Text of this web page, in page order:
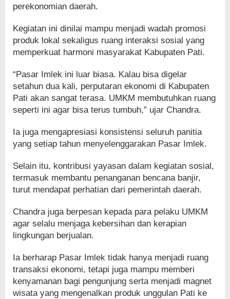
perekonomian daerah.
Kegiatan ini dinilai mampu menjadi wadah promosi
produk lokal sekaligus ruang interaksi sosial yang
memperkuat harmoni masyarakat Kabupaten Pati.
“Pasar Imlek ini luar biasa. Kalau bisa digelar
setahun dua kali, perputaran ekonomi di Kabupaten
Pati akan sangat terasa. UMKM membutuhkan ruang
seperti ini agar bisa terus tumbuh,” ujar Chandra.
Ia juga mengapresiasi konsistensi seluruh panitia
yang setiap tahun menyelenggarakan Pasar Imlek.
Selain itu, kontribusi yayasan dalam kegiatan sosial,
termasuk membantu penanganan bencana banjir,
turut mendapat perhatian dari pemerintah daerah.
Chandra juga berpesan kepada para pelaku UMKM
agar selalu menjaga kebersihan dan kerapian
lingkungan berjualan.
Ia berharap Pasar Imlek tidak hanya menjadi ruang
transaksi ekonomi, tetapi juga mampu memberi
kenyamanan bagi pengunjung serta menjadi magnet
wisata yang mengenalkan produk unggulan Pati ke